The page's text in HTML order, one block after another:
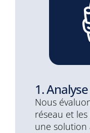
1. Analyse
Nous
réseau et
une solution